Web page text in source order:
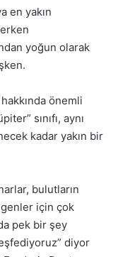
en yakın
yoğun olarak
önemli
sınıfı, aynı
kadar yakın bir
bulutların
için çok
pek bir şey
diyor